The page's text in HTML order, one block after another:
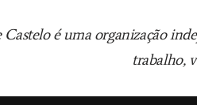
é uma organização
trabalho,